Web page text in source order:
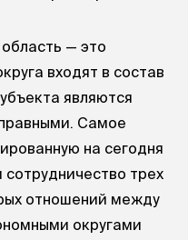
— это
входят в состав
являются
Самое
на сегодня
трех
отношений между
округами